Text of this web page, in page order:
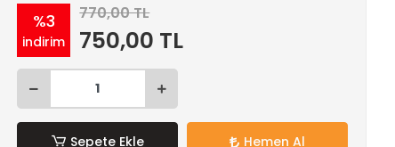
%3
indirim
770,00 TL
750,00 TL
Sepete Ekle Hemen Al